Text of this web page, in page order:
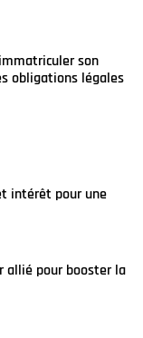
son
obligations légales
intérêt pour une
allié pour booster la